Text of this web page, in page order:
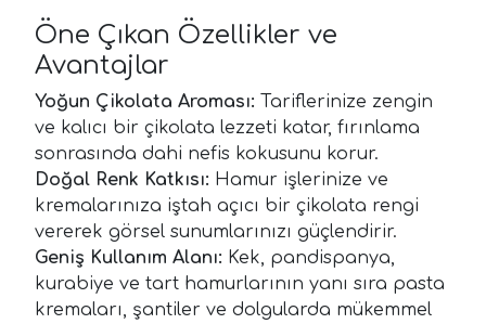
Öne Çıkan Özellikler ve
Avantajlar
Yoğun Çikolata Aroması: Tariflerinize zengin
ve kalıcı bir çikolata lezzeti katar, fırınlama
sonrasında dahi nefis kokusunu korur.
Doğal Renk Katkısı: Hamur işlerinize ve
kremalarınıza iştah açıcı bir çikolata rengi
vererek görsel sunumlarınızı güçlendirir.
Geniş Kullanım Alanı: Kek, pandispanya,
kurabiye ve tart hamurlarının yanı sıra pasta
kremaları, şantiler ve dolgularda mükemmel